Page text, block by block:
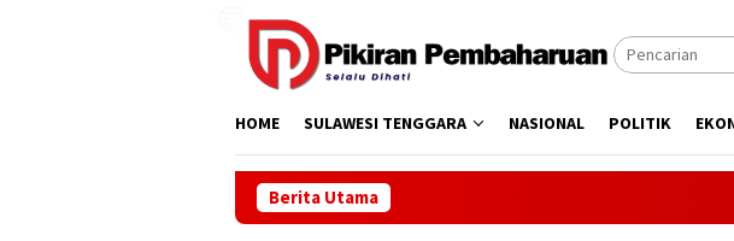
HOME SULAWESI TENGGARA NASIONAL POLITIK
Berita Utama